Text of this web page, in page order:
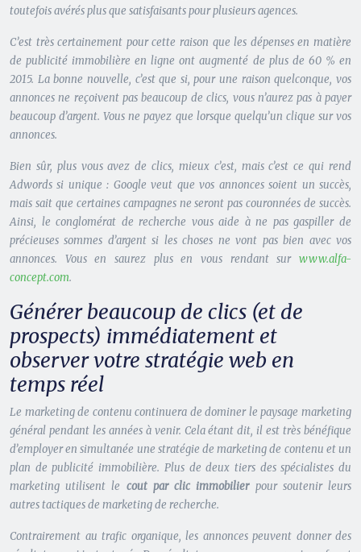
toutefois avérés plus que satisfaisants pour plusieurs agences.
C’est très certainement pour cette raison que les dépenses en matière
de publicité immobilière en ligne ont augmenté de plus de 60 % en
2015. La bonne nouvelle, c’est que si, pour une raison quelconque, vos
annonces ne reçoivent pas beaucoup de clics, vous n’aurez pas à payer
beaucoup d’argent. Vous ne payez que lorsque quelqu’un clique sur vos
annonces.
Bien sûr, plus vous avez de clics, mieux c’est, mais c’est ce qui rend
Adwords si unique : Google veut que vos annonces soient un succès,
mais sait que certaines campagnes ne seront pas couronnées de succès.
Ainsi, le conglomérat de recherche vous aide à ne pas gaspiller de
précieuses sommes d’argent si les choses ne vont pas bien avec vos
annonces. Vous en saurez plus en vous rendant sur www.alfa-
concept.com.
Générer beaucoup de clics (et de
prospects) immédiatement et
observer votre stratégie web en
temps réel
Le marketing de contenu continuera de dominer le paysage marketing
général pendant les années à venir. Cela étant dit, il est très bénéfique
d’employer en simultanée une stratégie de marketing de contenu et un
plan de publicité immobilière. Plus de deux tiers des spécialistes du
marketing utilisent le cout par clic immobilierpour soutenir leurs
autres tactiques de marketing de recherche.
Contrairement au trafic organique, les annonces peuvent donner des